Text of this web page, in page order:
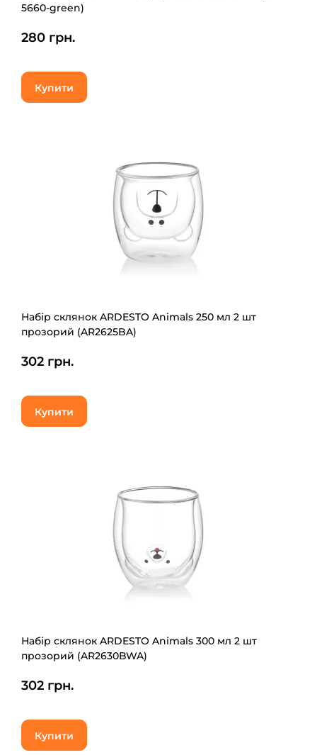
5660-green)
280 грн.
Купити
Набір склянок ARDESTO Animals 250 мл 2 шт
прозорий (AR2625BA)
302 грн.
Купити
Набір склянок ARDESTO Animals 300 мл 2 шт
прозорий (AR2630BWA)
302 грн.
Купити